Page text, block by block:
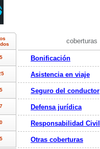
coberturas
Bonificación
Asistencia en viaje
Seguro del conductor
Defensa jurídica
Responsabilidad Civil
Otras coberturas